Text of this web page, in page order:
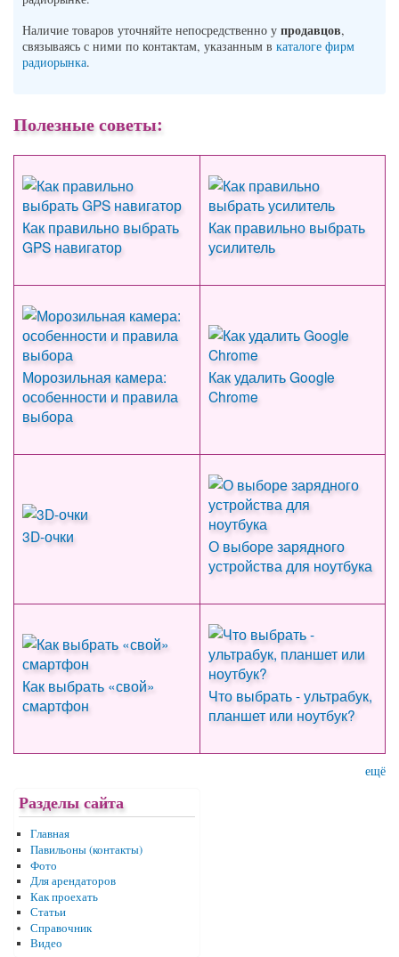
Наличие товаров уточняйте непосредственно у продавцов,
связываясь с ними по контактам, указанным в каталоге фирм
радиорынка.
Полезные советы:
Как правильно выбрать
GPS навигатор
Как правильно выбрать
усилитель
Морозильная камера:
особенности и правила
выбора
Как удалить Google
Chrome
3D-очки
О выборе зарядного
устройства для ноутбука
Как выбрать «свой»
смартфон
Что выбрать - ультрабук,
планшет или ноутбук?
ещё
Разделы сайта
Главная
Павильоны (контакты)
Фото
Для арендаторов
Как проехать
Статьи
Справочник
Видео